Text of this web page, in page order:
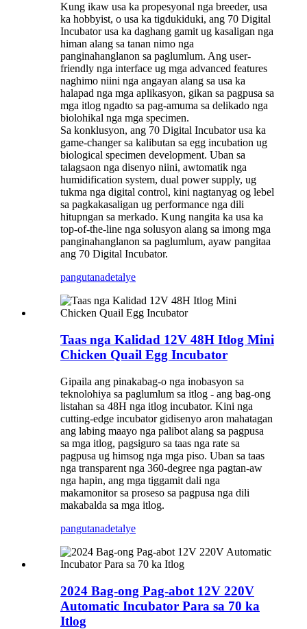
Kung ikaw usa ka propesyonal nga breeder, usa
ka hobbyist, o usa ka tigdukiduki, ang 70 Digital
Incubator usa ka daghang gamit ug kasaligan nga
himan alang sa tanan nimo nga
panginahanglanon sa paglumlum. Ang user-
friendly nga interface ug mga advanced features
naghimo niini nga angayan alang sa usa ka
halapad nga mga aplikasyon, gikan sa pagpusa sa
mga itlog ngadto sa pag-amuma sa delikado nga
biolohikal nga mga specimen.
Sa konklusyon, ang 70 Digital Incubator usa ka
game-changer sa kalibutan sa egg incubation ug
biological specimen development. Uban sa
talagsaon nga disenyo niini, awtomatik nga
humidification system, dual power supply, ug
tukma nga digital control, kini nagtanyag og lebel
sa pagkakasaligan ug performance nga dili
hitupngan sa merkado. Kung nangita ka usa ka
top-of-the-line nga solusyon alang sa imong mga
panginahanglanon sa paglumlum, ayaw pangitaa
ang 70 Digital Incubator.
pangutanadetalye
Taas nga Kalidad 12V 48H Itlog Mini
Chicken Quail Egg Incubator
Gipaila ang pinakabag-o nga inobasyon sa
teknolohiya sa paglumlum sa itlog - ang bag-ong
listahan sa 48H nga itlog incubator. Kini nga
cutting-edge incubator gidisenyo aron mahatagan
ang labing maayo nga palibot alang sa pagpusa
sa mga itlog, pagsiguro sa taas nga rate sa
pagpusa ug himsog nga mga piso. Uban sa taas
nga transparent nga 360-degree nga pagtan-aw
nga hapin, ang mga tiggamit dali nga
makamonitor sa proseso sa pagpusa nga dili
makabalda sa mga itlog.
pangutanadetalye
2024 Bag-ong Pag-abot 12V 220V
Automatic Incubator Para sa 70 ka
Itlog